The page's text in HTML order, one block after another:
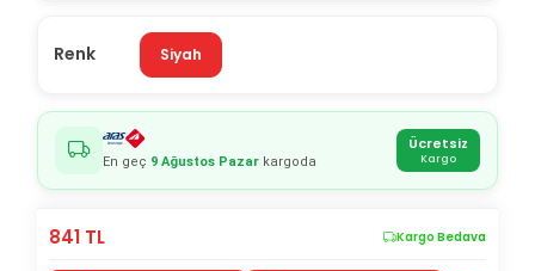
Renk Siyah
En geç 9 Ağustos Pazar kargoda
Ücretsiz
Kargo
841 TL Kargo Bedava